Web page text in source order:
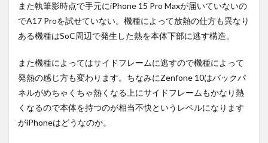
また執筆影時点で手元にiPhone 15 Pro Maxが届いていないの
でA17 Proを試せていない。機種によって放熱の仕方も異なり
ある機種はSoC周辺で発生した熱を本体下部に逃す構造。
また機種によってはサイドフレームに逃すので機種によって
発熱の感じ方も変わります。ちなみにZenfone 10はバックパ
ネルがめちゃくちゃ熱くなる上にサイドフレームもかなり熱
くなるので本体を持つのが相当不快というレベルになります
がiPhoneはどうなのか。